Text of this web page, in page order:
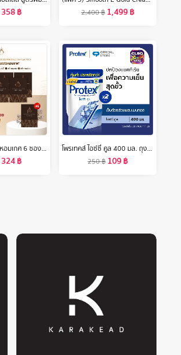
358฿
2,400฿ 1,499฿
แชมพูปิดผมขาวหอมเกศ 6 ซอง แถม 1 ซอง
324฿
โพรเทคส์ ไอซ์ซี่ คูล 400 มล. ถุงเติม รวม 2 ถุง ให้ความรู้สึกเย็นสุดขั้ว (เจลอาบน้ำ, สบู่อาบน้ำ) Protex Icy Cool Refill 400ml Total 2 Bags For the
250฿ 109฿